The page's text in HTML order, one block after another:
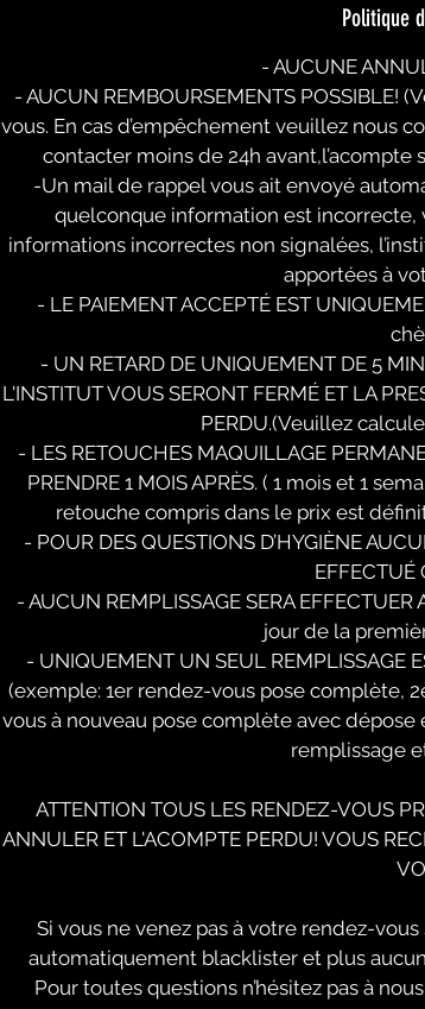
Politique
- AUCUNE
- AUCUN REMBOURSEMENTS
vous. En cas d’empêchement veuillez nous
contacter moins de 24h
-Un mail de rappel vous ait envoyé
quelconque information est incorrecte,
informations incorrectes non signalées,
apportées à
- LE PAIEMENT ACCEPTÉ EST
- UN RETARD DE UNIQUEMENT DE 5
L'INSTITUT VOUS SERONT FERMÉ ET LA
PERDU.(Veuillez
- LES RETOUCHES MAQUILLAGE
PRENDRE 1 MOIS APRÈS. ( 1 mois et 1
retouche compris dans le prix est
- POUR DES QUESTIONS D’HYGIÈNE
EFFECTUÉ
- AUCUN REMPLISSAGE SERA
jour de la
- UNIQUEMENT UN SEUL REMPLISSAGE
(exemple: 1er rendez-vous pose complète,
vous à nouveau pose complète avec
remplissage
ATTENTION TOUS LES RENDEZ-VOUS
ANNULER ET L'ACOMPTE PERDU! VOUS
Si vous ne venez pas à votre rendez-
automatiquement blacklister et plus
Pour toutes questions n’hésitez pas à